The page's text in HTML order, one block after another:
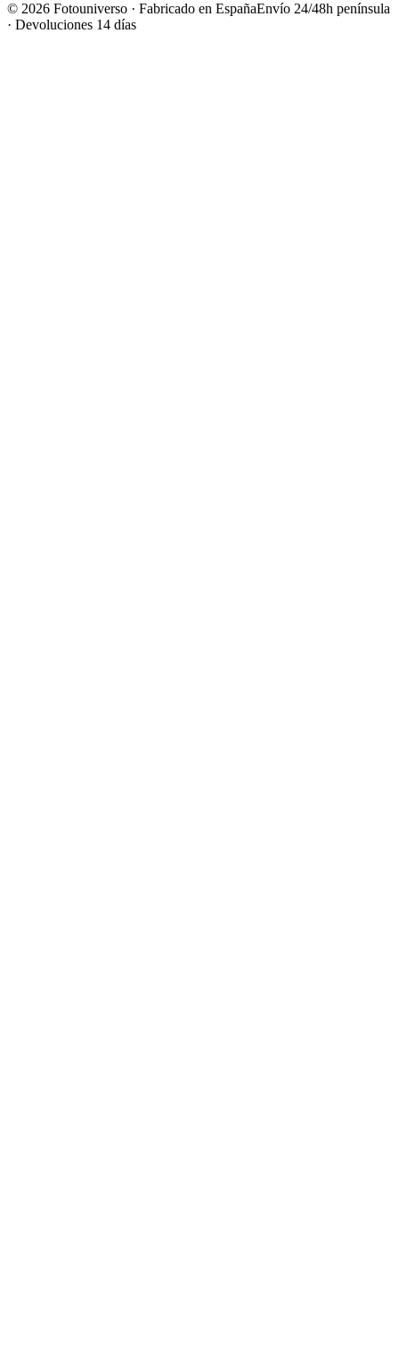
© 2026 Fotouniverso · Fabricado en EspañaEnvío 24/48h península
· Devoluciones 14 días